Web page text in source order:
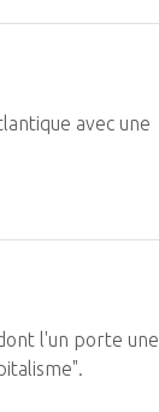
avec une
l'un porte une